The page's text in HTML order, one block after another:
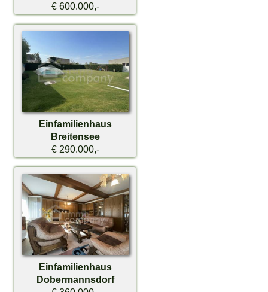
€ 600.000,-
Einfamilienhaus
Breitensee
€ 290.000,-
Einfamilienhaus
Dobermannsdorf